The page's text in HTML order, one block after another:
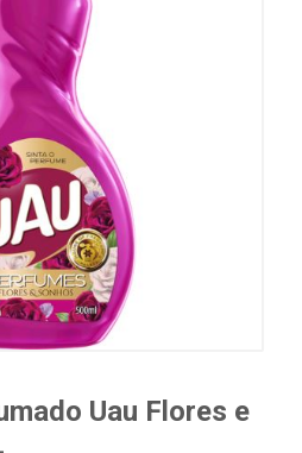
Uau Flores e